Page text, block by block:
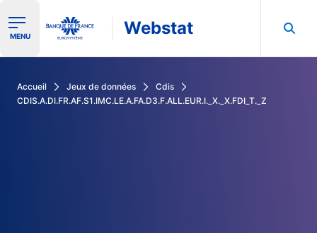
Ouvrir le menu de navigation
MENU Webstat
Accueil Jeux de données
Cdis
CDIS.A.DI.FR.AF.S1.IMC.LE.A.FA.D3.F.ALL.EUR.I._X._X.FDI_T._Z